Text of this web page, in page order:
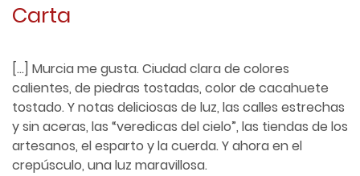
Carta
[…] Murcia me gusta. Ciudad clara de colores
calientes, de piedras tostadas, color de cacahuete
tostado. Y notas deliciosas de luz, las calles estrechas
y sin aceras, las “veredicas del cielo”, las tiendas de los
artesanos, el esparto y la cuerda. Y ahora en el
crepúsculo, una luz maravillosa.